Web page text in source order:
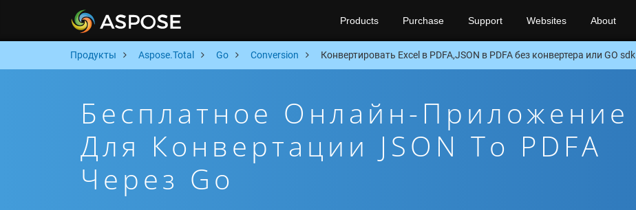
Products Purchase Support Websites About
Продукты Aspose.Total Go Conversion Конвертировать Excel в PDFA,JSON в PDFA без конвертера или GO sdk
Бесплатное Онлайн-Приложение
Для Конвертации JSON To PDFA
Через Go